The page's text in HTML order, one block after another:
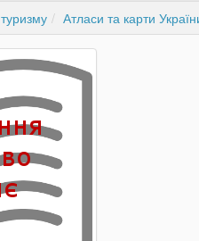
Атласи та карти